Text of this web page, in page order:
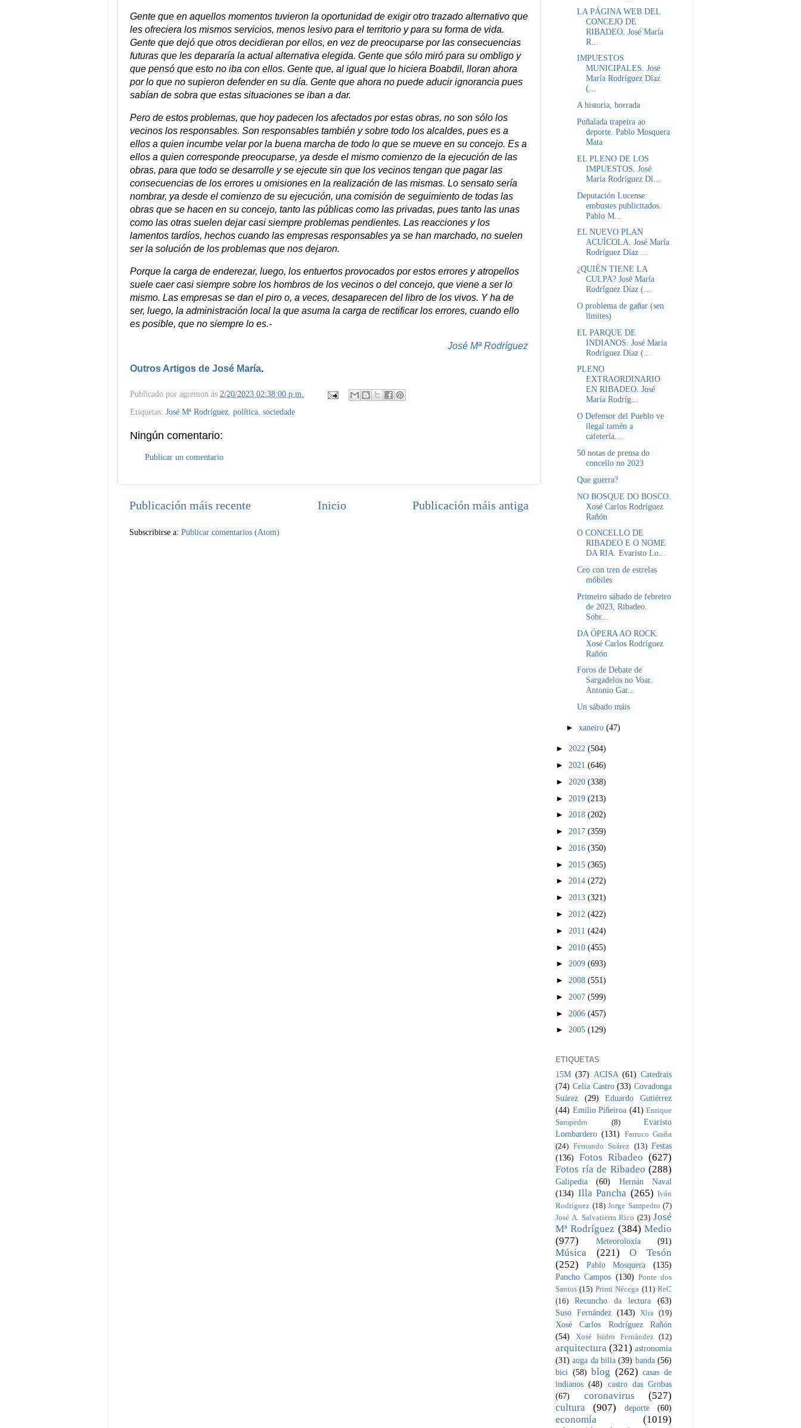
Gente que en aquellos momentos tuvieron la oportunidad de exigir otro trazado alternativo que
les ofreciera los mismos servicios, menos lesivo para el territorio y para su forma de vida.
Gente que dejó que otros decidieran por ellos, en vez de preocuparse por las consecuencias
futuras que les depararía la actual alternativa elegida. Gente que sólo miró para su ombligo y
que pensó que esto no iba con ellos. Gente que, al igual que lo hiciera Boabdil, lloran ahora
por lo que no supieron defender en su día. Gente que ahora no puede aducir ignorancia pues
sabían de sobra que estas situaciones se iban a dar.
Pero de estos problemas, que hoy padecen los afectados por estas obras, no son sólo los
vecinos los responsables. Son responsables también y sobre todo los alcaldes, pues es a
ellos a quien incumbe velar por la buena marcha de todo lo que se mueve en su concejo. Es a
ellos a quien corresponde preocuparse, ya desde el mismo comienzo de la ejecución de las
obras, para que todo se desarrolle y se ejecute sin que los vecinos tengan que pagar las
consecuencias de los errores u omisiones en la realización de las mismas. Lo sensato sería
nombrar, ya desde el comienzo de su ejecución, una comisión de seguimiento de todas las
obras que se hacen en su concejo, tanto las públicas como las privadas, pues tanto las unas
como las otras suelen dejar casi siempre problemas pendientes. Las reacciones y los
lamentos tardíos, hechos cuando las empresas responsables ya se han marchado, no suelen
ser la solución de los problemas que nos dejaron.
Porque la carga de enderezar, luego, los entuertos provocados por estos errores y atropellos
suele caer casi siempre sobre los hombros de los vecinos o del concejo, que viene a ser lo
mismo. Las empresas se dan el piro o, a veces, desaparecen del libro de los vivos. Y ha de
ser, luego, la administración local la que asuma la carga de rectificar los errores, cuando ello
es posible, que no siempre lo es.-
José Mª Rodríguez
Outros Artigos de José María.
Publicado por agremon ás 2/20/2023 02:38:00 p.m.
Etiquetas: José Mª Rodríguez, política, sociedade
Ningún comentario:
Publicar un comentario
Publicación máis recente Publicación máis antiga
Inicio
Subscribirse a: Publicar comentarios (Atom)
LA PÁGINA WEB DEL
CONCEJO DE
RIBADEO. José María
R...
IMPUESTOS
MUNICIPALES. José
María Rodríguez Díaz
(...
A historia, borrada
Puñalada trapeira ao
deporte. Pablo Mosquera
Mata
EL PLENO DE LOS
IMPUESTOS. José
María Rodríguez Dí...
Deputación Lucense:
embustes publicitados.
Pablo M...
EL NUEVO PLAN
ACUÍCOLA. José María
Rodríguez Díaz ...
¿QUIÉN TIENE LA
CULPA? José María
Rodríguez Díaz (...
O problema de gañar (sen
límites)
EL PARQUE DE
INDIANOS. José María
Rodríguez Díaz (...
PLENO
EXTRAORDINARIO
EN RIBADEO. José
María Rodríg...
O Defensor del Pueblo ve
ilegal tamén a
cafetería....
50 notas de prensa do
concello no 2023
Que guerra?
NO BOSQUE DO BOSCO.
Xosé Carlos Rodríguez
Rañón
O CONCELLO DE
RIBADEO E O NOME
DA RIA. Evaristo Lo...
Ceo con tren de estrelas
móbiles
Primeiro sábado de febreiro
de 2023, Ribadeo.
Sobr...
DA ÓPERA AO ROCK.
Xosé Carlos Rodríguez
Rañón
Foros de Debate de
Sargadelos no Voar.
Antonio Gar...
Un sábado máis
►xaneiro(47)
► 2022 (504)
► 2021 (646)
► 2020 (338)
► 2019 (213)
► 2018 (202)
► 2017 (359)
► 2016 (350)
► 2015 (365)
► 2014 (272)
► 2013 (321)
► 2012 (422)
► 2011 (424)
► 2010 (455)
► 2009 (693)
► 2008 (551)
► 2007 (599)
► 2006 (457)
► 2005 (129)
ETIQUETAS
15M (37) ACISA (61) Catedrais
(74) Celia Castro (33) Covadonga
Suárez
(29)
Eduardo Gutiérrez
(44) Emilio Piñeiroa (41) Enrique
Sampedro
(8)
Evaristo
Lombardero (131) Farruco Graña
(24) Fernando Suárez (13) Festas
(136)
Fotos Ribadeo (627)
Fotos ría de Ribadeo (288)
Galipedia (60)
Hernán Naval
(134) Illa Pancha (265) Iván
Rodríguez (18) Jorge Sampedro (7)
José A. Salvatierra Rico (23) José
Mª Rodríguez (384) Medio
(977)
Meteoroloxía (91)
Música (221)
O Tesón
(252)
Pablo Mosquera
(135)
Pancho Campos (130) Ponte dos
Santos (15) Primi Nécega (11) ReC
(16)
Recuncho da lectura
(63)
Suso Fernández (143) Xira (19)
Xosé Carlos Rodríguez Rañón
(54)
Xosé Isidro Fernández (12)
arquitectura (321) astronomía
(31) auga da billa (39) banda (56)
bici (58) blog (262) casas de
indianos (48)
castro das Grobas
(67)
coronavirus
(527)
cultura
(907) deporte (60)
economía
(1019)